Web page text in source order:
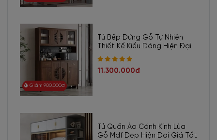
Giảm 900.000đ
Tủ Bếp Đứng Gỗ Tự Nhiên
Thiết Kế Kiểu Dáng Hiện Đại
11.300.000đ
Tủ Quần Áo Cánh Kính Lùa
Gỗ Mdf Đẹp Hiện Đại Giá Tốt